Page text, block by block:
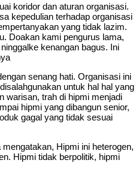
koridor dan aturan organisasi.
kepedulian terhadap organisasi
yang tidak lazim.
Doakan kami pengurus lama,
kenangan bagus. Ini
senang hati. Organisasi ini
untuk hal hal yang
warisan, trah di hipmi menjadi
hipmi yang dibangun senior,
gagal yang tidak sesuai
Hipmi ini heterogen,
Hipmi tidak berpolitik, hipmi